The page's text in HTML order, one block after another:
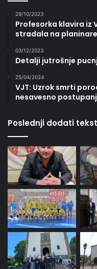
29/10/2023
Profesorka klavira iz
stradala na
03/12/2023
Detalji jutrošnje
25/04/2024
VJT: Uzrok smrti
nesavesno
Poslednji dodati tekst